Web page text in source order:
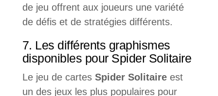
de jeu offrent aux joueurs une variété
de défis et de stratégies différents.
7. Les différents graphismes
disponibles pour Spider Solitaire
Le jeu de cartes Spider Solitaireest
un des jeux les plus populaires pour